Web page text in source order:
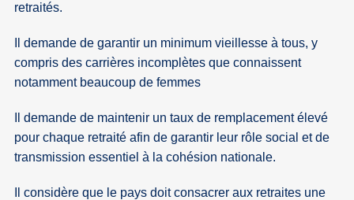
retraités.
Il demande de garantir un minimum vieillesse à tous, y
compris des carrières incomplètes que connaissent
notamment beaucoup de femmes
Il demande de maintenir un taux de remplacement élevé
pour chaque retraité afin de garantir leur rôle social et de
transmission essentiel à la cohésion nationale.
Il considère que le pays doit consacrer aux retraites une